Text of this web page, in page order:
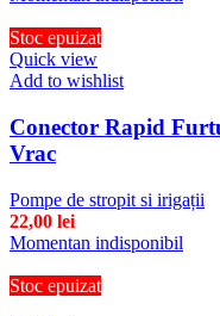
Stoc epuizat
Quick view
Add to wishlist
Conector Rapid
Vrac
Pompe de stropit si irigații
22,00 lei
Momentan indisponibil
Stoc epuizat